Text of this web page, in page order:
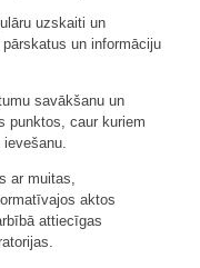
uzskaiti un
un informāciju
savākšanu un
punktos, caur kuriem
ar muitas,
aktos
attiecīgas